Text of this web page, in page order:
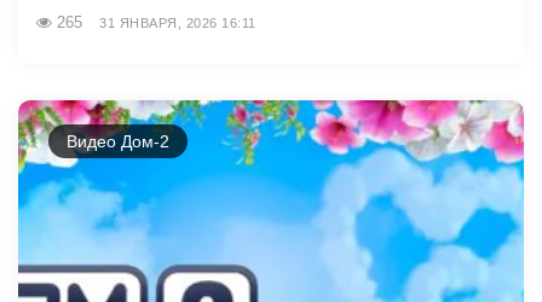
265 31 ЯНВАРЯ, 2026 16:11
Видео Дом-2